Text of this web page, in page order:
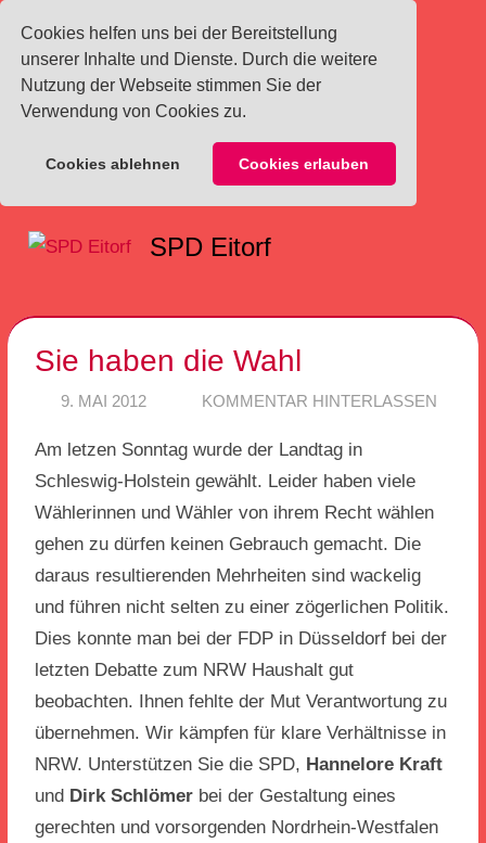
Cookies helfen uns bei der Bereitstellung
unserer Inhalte und Dienste. Durch die weitere
Nutzung der Webseite stimmen Sie der
Verwendung von Cookies zu.
Cookies ablehnen Cookies erlauben
Inhalt
SPD Eitorf
Sie haben die Wahl
9. MAI 2012 SPD EITORF
KOMMENTAR HINTERLASSEN
Am letzen Sonntag wurde der Landtag in
Schleswig-Holstein gewählt. Leider haben viele
Wählerinnen und Wähler von ihrem Recht wählen
gehen zu dürfen keinen Gebrauch gemacht. Die
daraus resultierenden Mehrheiten sind wackelig
und führen nicht selten zu einer zögerlichen Politik.
Dies konnte man bei der FDP in Düsseldorf bei der
letzten Debatte zum NRW Haushalt gut
beobachten. Ihnen fehlte der Mut Verantwortung zu
übernehmen. Wir kämpfen für klare Verhältnisse in
NRW. Unterstützen Sie die SPD, Hannelore Kraft
und Dirk Schlömer bei der Gestaltung eines
gerechten und vorsorgenden Nordrhein-Westfalen